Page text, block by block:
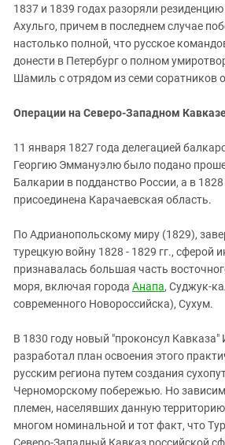
1837 и 1839 годах разоряли
Ахульгo, причем в последнем случае
настолько полной, что русское
донести в Петербург о полном
Шамиль с отрядом из семи соратников
Операции на Северо-Западном
11 января 1827 года делегацией
Георгию Эммануэлю было подано
Балкарии в подданство России, а в
присоединена Карачаевская область.
По Адрианопольскому миру (1829),
турецкую войну 1828 - 1829 гг., сферой
признавалась большая часть
моря, включая города Анапа, Суджук-
современного Новороссийска), Сухум.
В 1830 году новый "проконсул Кавказа"
разработал план освоения этого
русским региона путем создания
Черноморскому побережью. Но
племен, населявших данную
многом номинальной и тот факт, что
Северо-Западный Кавказ российской